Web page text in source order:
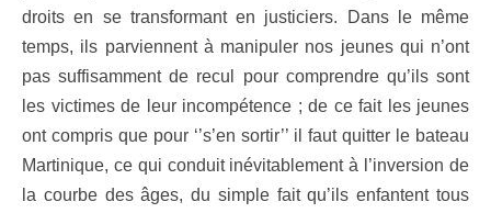
droits en se transformant en justiciers. Dans le même
temps, ils parviennent à manipuler nos jeunes qui n’ont
pas suffisamment de recul pour comprendre qu’ils sont
les victimes de leur incompétence ; de ce fait les jeunes
ont compris que pour ‘’s’en sortir’’ il faut quitter le bateau
Martinique, ce qui conduit inévitablement à l’inversion de
la courbe des âges, du simple fait qu’ils enfantent tous